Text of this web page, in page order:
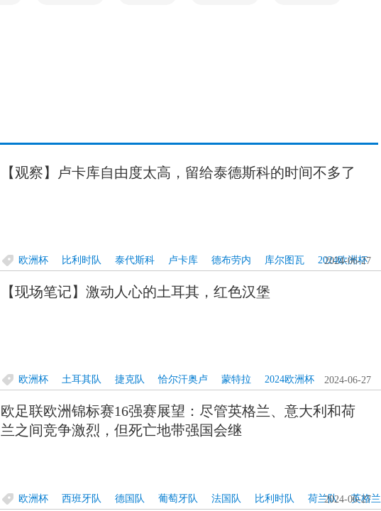
【观察】卢卡库自由度太高，留给泰德斯科的时间不多了
欧洲杯 比利时队 泰代斯科 卢卡库 德布劳内 库尔图瓦 2024欧洲杯
2024-06-27
【现场笔记】激动人心的土耳其，红色汉堡
欧洲杯 土耳其队 捷克队 恰尔汗奥卢 蒙特拉 2024欧洲杯 2024-06-27
欧足联欧洲锦标赛16强赛展望：尽管英格兰、意大利和荷
兰之间竞争激烈，但死亡地带强国会继
欧洲杯 西班牙队 德国队 葡萄牙队 法国队 比利时队 荷兰队 英格兰
2024-06-27